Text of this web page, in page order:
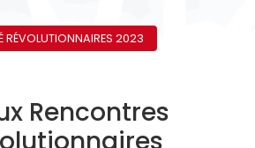
RÉVOLUTIONNAIRES 2023
Rencontres